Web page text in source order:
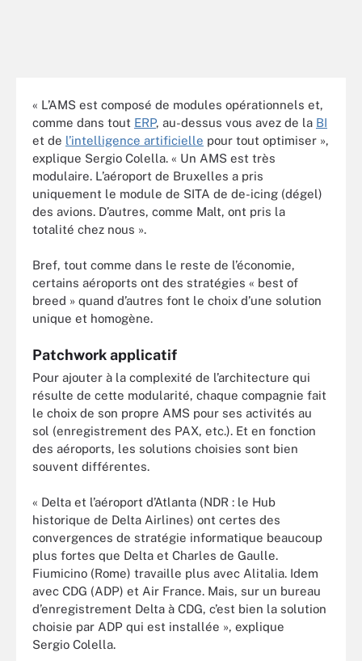
« L’AMS est composé de modules opérationnels et,
comme dans tout ERP, au-dessus vous avez de la BI
et de l’intelligence artificielle pour tout optimiser »,
explique Sergio Colella. « Un AMS est très
modulaire. L’aéroport de Bruxelles a pris
uniquement le module de SITA de de-icing (dégel)
des avions. D’autres, comme Malt, ont pris la
totalité chez nous ».
Bref, tout comme dans le reste de l’économie,
certains aéroports ont des stratégies « best of
breed » quand d’autres font le choix d’une solution
unique et homogène.
Patchwork applicatif
Pour ajouter à la complexité de l’architecture qui
résulte de cette modularité, chaque compagnie fait
le choix de son propre AMS pour ses activités au
sol (enregistrement des PAX, etc.). Et en fonction
des aéroports, les solutions choisies sont bien
souvent différentes.
« Delta et l’aéroport d’Atlanta (NDR : le Hub
historique de Delta Airlines) ont certes des
convergences de stratégie informatique beaucoup
plus fortes que Delta et Charles de Gaulle.
Fiumicino (Rome) travaille plus avec Alitalia. Idem
avec CDG (ADP) et Air France. Mais, sur un bureau
d’enregistrement Delta à CDG, c’est bien la solution
choisie par ADP qui est installée », explique
Sergio Colella.